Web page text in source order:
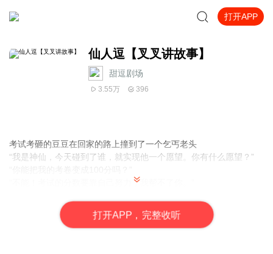
打开APP
仙人逗【叉叉讲故事】
甜逗剧场
3.55万 396
考试考砸的豆豆在回家的路上撞到了一个乞丐老头
“我是神仙，今天碰到了谁，就实现他一个愿望。你有什么愿望？”
“不能！考试的分数要靠自己努力，我帮不了你。”
“不能！这靠自己！”
“这也不能那也不能，你吃饱没事逗我玩呢。”
打开APP，完整收听